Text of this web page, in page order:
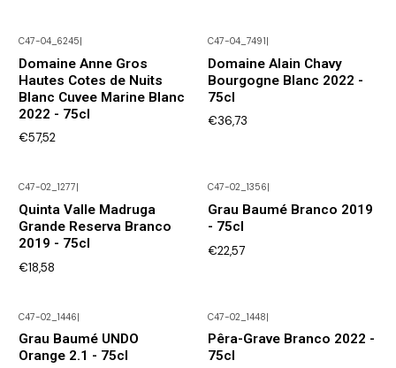
C47-04_6245|
Domaine Anne Gros
Hautes Cotes de Nuits
Blanc Cuvee Marine Blanc
2022 - 75cl
€57,52
C47-04_7491|
Domaine Alain Chavy
Bourgogne Blanc 2022 -
75cl
€36,73
C47-02_1277
Quinta Valle Madruga
Grande Reserva Branco
2019 - 75cl
€18,58
C47-02_1356
Grau Baumé Branco 2019
- 75cl
€22,57
C47-02_1446|
Grau Baumé UNDO
Orange 2.1 - 75cl
C47-02_1448|
Pêra-Grave Branco 2022 -
75cl